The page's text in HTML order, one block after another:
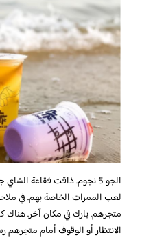
الجو 5 نجوم. ذاقت فقاعة
لعب الممرات الخاصة بهم. في
متجرهم. بارك في مكان آخر. هناك
الانتظار أو الوقوف أمام